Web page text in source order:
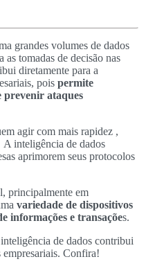
grandes volumes de dados
as tomadas de decisão nas
diretamente para a
pois permite
prevenir ataques
agir com mais rapidez ,
inteligência de dados
aprimorem seus protocolos
principalmente em
variedade de dispositivos
informações e transações.
de dados contribui
empresariais. Confira!